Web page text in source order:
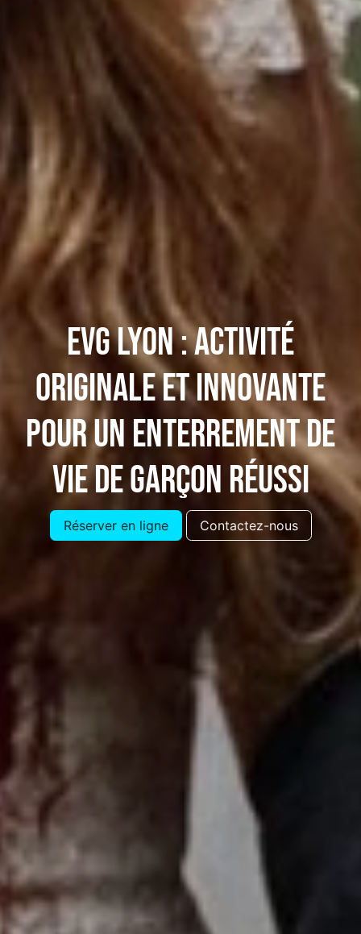
EVG Lyon : activité
originale et innovante
pour un enterrement de
vie de garçon réussi
Réserver en ligne Contactez-nous